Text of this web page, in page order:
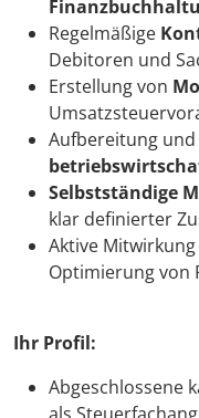
Regelmäßige
Debitoren und
Erstellung von
Aufbereitung
Selbstständige
klar definierter
Aktive
Optimierung von
Ihr Profil:
Abgeschlossene